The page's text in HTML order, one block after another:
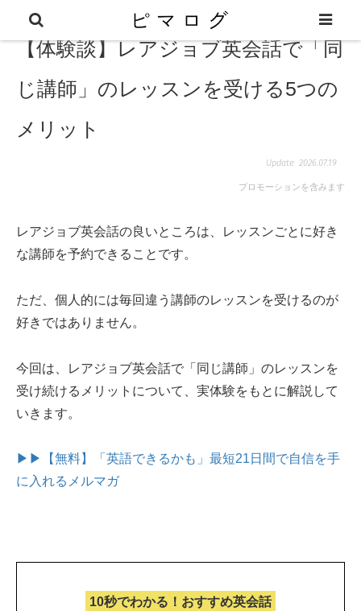
【体験談】レアジョブ英会話で「同
じ講師」のレッスンを受ける5つの
メリット
2026.07.19
プロモーションを含みます
レアジョブ英会話の良いところは、レッスンごとに好き
な講師を予約できることです。
ただ、個人的には毎回違う講師のレッスンを受けるのが
好きではありません。
今回は、レアジョブ英会話で「同じ講師」のレッスンを
受け続けるメリットについて、実体験をもとに解説して
いきます。
▶▶【無料】「英語できるかも」最短21日間で自信を手
に入れるメルマガ
10秒でわかる！おすすめ英会話